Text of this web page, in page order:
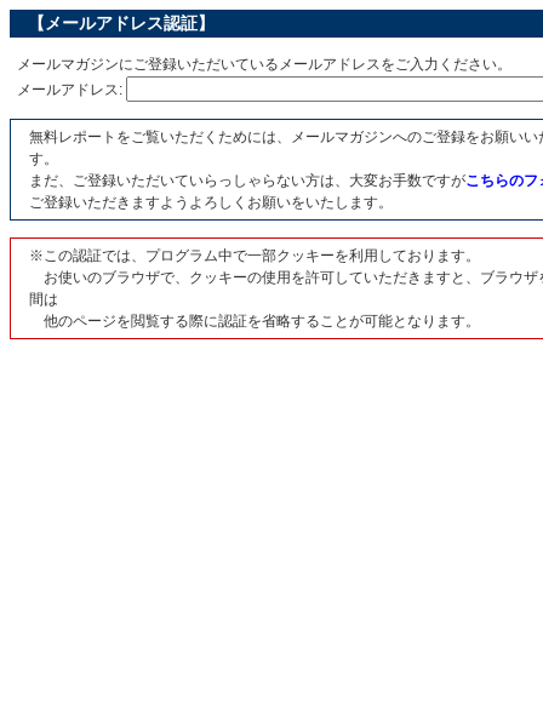
【メールアドレス認証】
メールマガジンにご登録いただいているメールアドレスをご入力ください。
メールアドレス:
無料レポートをご覧いただくためには、メールマガジンへのご登録をお願いい
す。
まだ、ご登録いただいていらっしゃらない方は、大変お手数ですがこちらのフ
ご登録いただきますようよろしくお願いをいたします。
※この認証では、プログラム中で一部クッキーを利用しております。
お使いのブラウザで、クッキーの使用を許可していただきますと、ブラウザ
間は
他のページを閲覧する際に認証を省略することが可能となります。